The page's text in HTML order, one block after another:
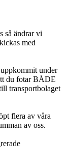
så ändrar vi
med
under
du fotar BÅDE
transportbolaget
flera av våra
av oss.